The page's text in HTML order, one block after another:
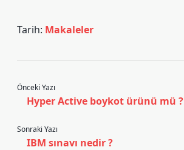
Tarih: Makaleler
Önceki Yazı
Hyper Active boykot ürünü mü ?
Sonraki Yazı
IBM sınavı nedir ?